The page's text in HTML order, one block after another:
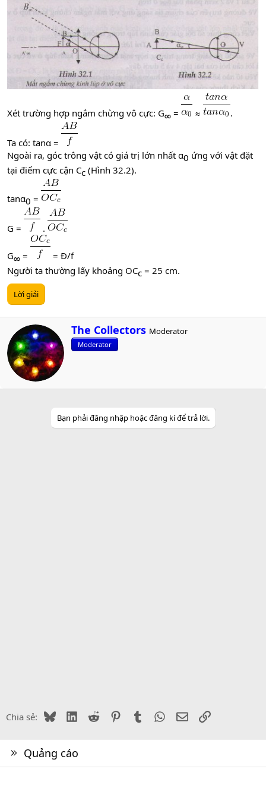
Xét trường hợp ngắm chừng vô cực: G∞​ = ≈ .
Ta có: tanα =
Ngoài ra, góc trông vật có giá trị lớn nhất α0​ ứng với vật đặt
tại điểm cực cận Cc​ (Hình 32.2).
tanα0​ =
G = .
G∞​ =
= Đ/f
Người ta thường lấy khoảng OCc​ = 25 cm.
Lời giải
W
r
i
n
The Collectors Moderator
Moderator
Bạn phải đăng nhập hoặc đăng kí để trả lời.
Chia sẻ: BlueskyLinkedIn
Reddit PinterestTumblr WhatsApp
EmailLink
Quảng cáo